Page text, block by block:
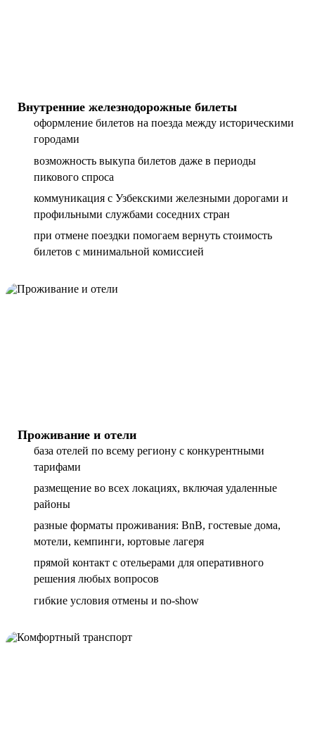
Внутренние железнодорожные билеты
оформление билетов на поезда между историческими
городами
возможность выкупа билетов даже в периоды
пикового спроса
коммуникация с Узбекскими железными дорогами и
профильными службами соседних стран
при отмене поездки помогаем вернуть стоимость
билетов с минимальной комиссией
Проживание и отели
база отелей по всему региону с конкурентными
тарифами
размещение во всех локациях, включая удаленные
районы
разные форматы проживания: BnB, гостевые дома,
мотели, кемпинги, юртовые лагеря
прямой контакт с отельерами для оперативного
решения любых вопросов
гибкие условия отмены и no-show